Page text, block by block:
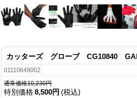
カッターズ グローブ CG10840
01110649002
通常価格10,230円
特別価格 8,500円 (税込)